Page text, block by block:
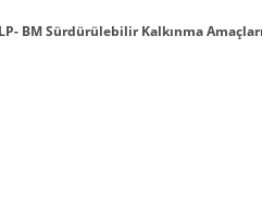
BM Sürdürülebilir Kalkınma Amaçları